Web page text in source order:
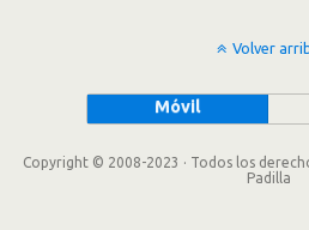
Volver
Móvil
Copyright © 2008-2023 · Todos los
Padilla